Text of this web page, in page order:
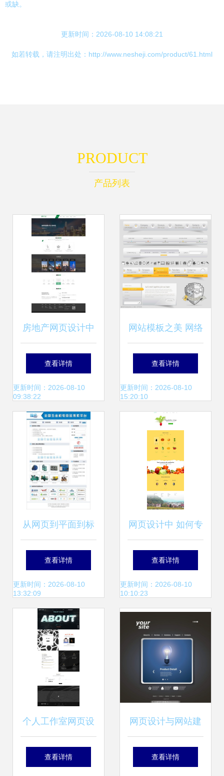
或缺。
更新时间：2026-08-10 14:08:21
如若转载，请注明出处：http://www.nesheji.com/product/61.html
PRODUCT
产品列表
房地产网页设计中
的网络工程艺术
查看详情
更新时间：2026-08-10
09:38:22
网站模板之美 网络
工程与网页设计的
视觉交响曲
查看详情
更新时间：2026-08-10
15:20:10
从网页到平面到标
志 绵咩Jacy的视觉
系统重塑网站建设
查看详情
更新时间：2026-08-10
13:32:09
网页设计中 如何专
业设计可爱的蔬菜
水果商店界面
查看详情
更新时间：2026-08-10
10:10:23
个人工作室网页设
计——ysq
查看详情
网页设计与网站建
设 从概念到实践的
查看详情